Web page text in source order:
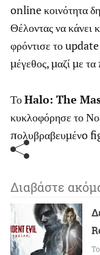
online κοινότητα
Θέλοντας να κάνει
φρόντισε το
μέγεθος, μαζί με
ΤοHalo: The
κυκλοφόρησε το
πολυβραβευμένo
Διαβάστε